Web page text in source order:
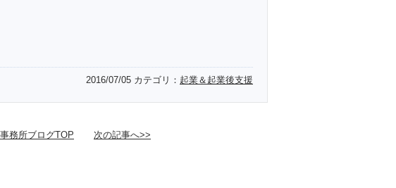
2016/07/05 カテゴリ： 起業＆起業後支援
務所ブログTOP 次の記事へ>>